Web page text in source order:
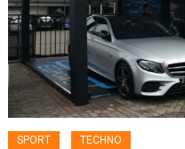
SPORT TECHNO